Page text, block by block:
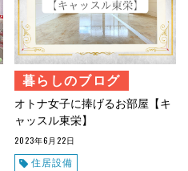
暮らしのブログ
オトナ女子に捧げるお部屋【キ
ャッスル東栄】
2023年6月22日
住居設備